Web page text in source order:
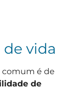
vida
comum é de
de